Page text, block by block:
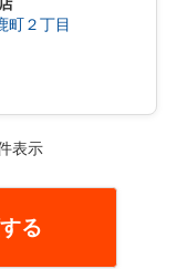
町２丁目
表示
る